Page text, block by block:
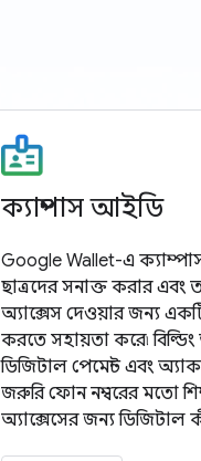
ক্যাম্পাস আইডি
Google Wallet-এ
ছাত্রদের সনাক্ত করার এবং
অ্যাক্সেস দেওয়ার জন্য
করতে সহায়তা করে৷
ডিজিটাল পেমেন্ট এবং
জরুরি ফোন নম্বরের মতো
অ্যাক্সেসের জন্য